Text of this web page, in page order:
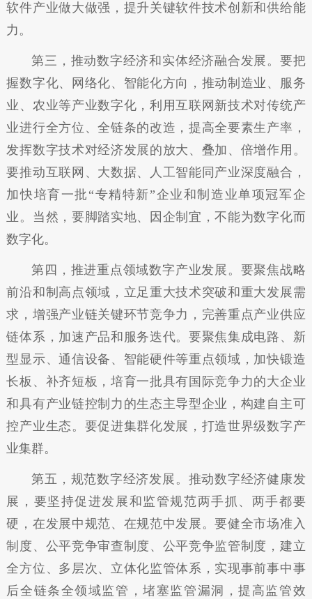
软件产业做大做强，提升关键软件技术创新和供给能
力。
第三，推动数字经济和实体经济融合发展。要把
握数字化、网络化、智能化方向，推动制造业、服务
业、农业等产业数字化，利用互联网新技术对传统产
业进行全方位、全链条的改造，提高全要素生产率，
发挥数字技术对经济发展的放大、叠加、倍增作用。
要推动互联网、大数据、人工智能同产业深度融合，
加快培育一批“专精特新”企业和制造业单项冠军企
业。当然，要脚踏实地、因企制宜，不能为数字化而
数字化。
第四，推进重点领域数字产业发展。要聚焦战略
前沿和制高点领域，立足重大技术突破和重大发展需
求，增强产业链关键环节竞争力，完善重点产业供应
链体系，加速产品和服务迭代。要聚焦集成电路、新
型显示、通信设备、智能硬件等重点领域，加快锻造
长板、补齐短板，培育一批具有国际竞争力的大企业
和具有产业链控制力的生态主导型企业，构建自主可
控产业生态。要促进集群化发展，打造世界级数字产
业集群。
第五，规范数字经济发展。推动数字经济健康发
展，要坚持促进发展和监管规范两手抓、两手都要
硬，在发展中规范、在规范中发展。要健全市场准入
制度、公平竞争审查制度、公平竞争监管制度，建立
全方位、多层次、立体化监管体系，实现事前事中事
后全链条全领域监管，堵塞监管漏洞，提高监管效